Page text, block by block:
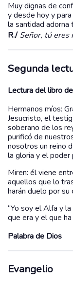
Muy dignas de
y desde hoy y
la santidad adorna
R./Señor, tú eres
Segunda
Lectura del libro
Hermanos míos:
Jesucristo, el
soberano de los
purificó de
nosotros un reino
la gloria y el
Miren: él viene
aquellos que lo
harán duelo por su
“Yo soy el Alfa y
que era y el que
Palabra de Dios
Evangelio